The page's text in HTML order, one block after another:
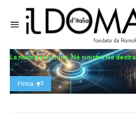
La nostra petizione: Né sinistra Né destra
Firma -